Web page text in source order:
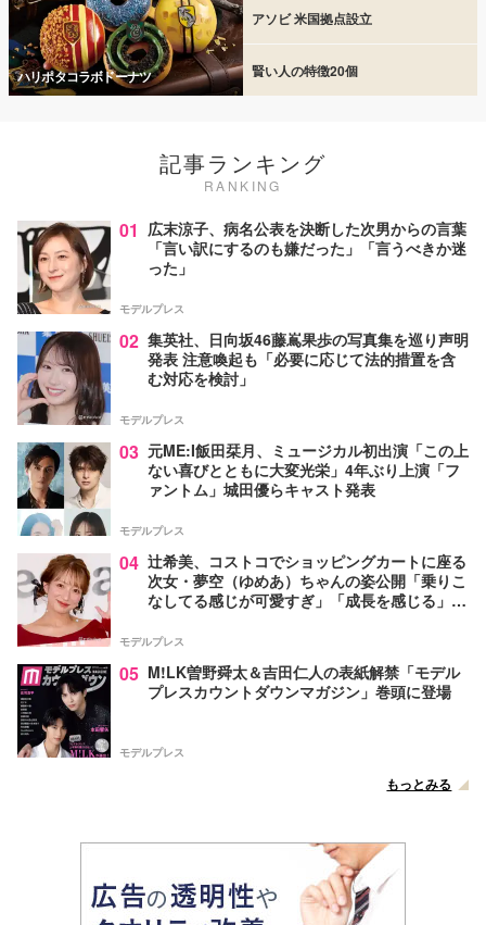
ハリポタコラボドーナツ
アソビ 米国拠点設立
賢い人の特徴20個
記事ランキング
RANKING
01 広末涼子、病名公表を決断した次男からの言葉
「言い訳にするのも嫌だった」「言うべきか迷
った」
モデルプレス
02 集英社、日向坂46藤嶌果歩の写真集を巡り声明
発表 注意喚起も「必要に応じて法的措置を含
む対応を検討」
モデルプレス
03 元ME:I飯田栞月、ミュージカル初出演「この上
ない喜びとともに大変光栄」4年ぶり上演「フ
ァントム」城田優らキャスト発表
モデルプレス
04 辻希美、コストコでショッピングカートに座る
次女・夢空（ゆめあ）ちゃんの姿公開「乗りこ
なしてる感じが可愛すぎ」「成長を感じる」の
モデルプレス
05 M!LK曽野舜太＆吉田仁人の表紙解禁「モデル
プレスカウントダウンマガジン」巻頭に登場
モデルプレス
もっとみる